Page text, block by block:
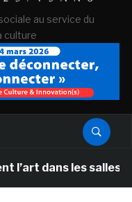
au service du
culture
les salles de